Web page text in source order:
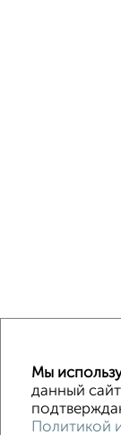
Без посредников В
Деревянный
Мы
данный
Политикой